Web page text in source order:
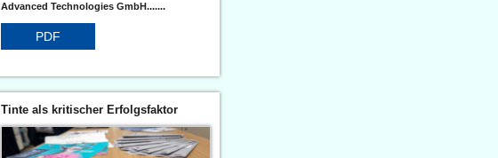
Advanced Technologies GmbH.......
PDF
Tinte als kritischer Erfolgsfaktor